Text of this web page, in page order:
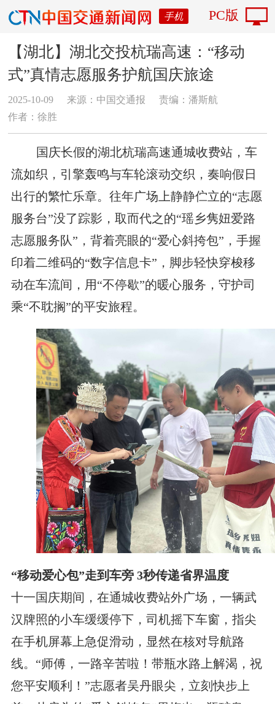
手机 PC版
【湖北】湖北交投杭瑞高速：“移动
式”真情志愿服务护航国庆旅途
2025-10-09 来源：中国交通报
责编：潘斯航
作者：徐胜
国庆长假的湖北杭瑞高速通城收费站，车
流如织，引擎轰鸣与车轮滚动交织，奏响假日
出行的繁忙乐章。往年广场上静静伫立的“志愿
服务台”没了踪影，取而代之的“瑶乡隽妞爱路
志愿服务队”，背着亮眼的“爱心斜挎包”，手握
印着二维码的“数字信息卡”，脚步轻快穿梭移
动在车流间，用“不停歇”的暖心服务，守护司
乘“不耽搁”的平安旅程。
“移动爱心包”走到车旁 3秒传递省界温度
十一国庆期间，在通城收费站外广场，一辆武
汉牌照的小车缓缓停下，司机摇下车窗，指尖
在手机屏幕上急促滑动，显然在核对导航路
线。“师傅，一路辛苦啦！带瓶水路上解渴，祝
您平安顺利！”志愿者吴丹眼尖，立刻快步上